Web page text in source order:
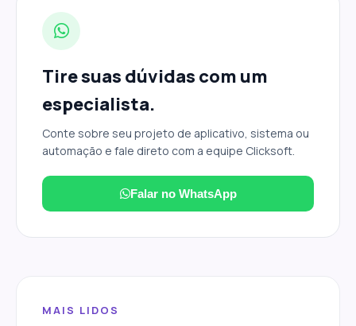
Tire suas dúvidas com um
especialista.
Conte sobre seu projeto de aplicativo, sistema ou
automação e fale direto com a equipe Clicksoft.
Falar no WhatsApp
MAIS LIDOS